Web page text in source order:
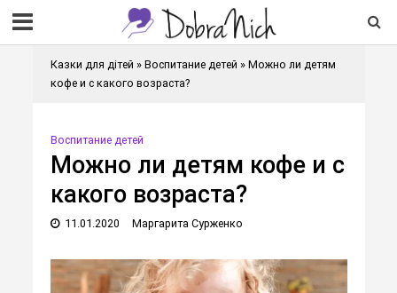
Казки для дітей » Воспитание детей » Можно ли детям
кофе и с какого возраста?
Воспитание детей
Можно ли детям кофе и с
какого возраста?
11.01.2020 Маргарита Сурженко